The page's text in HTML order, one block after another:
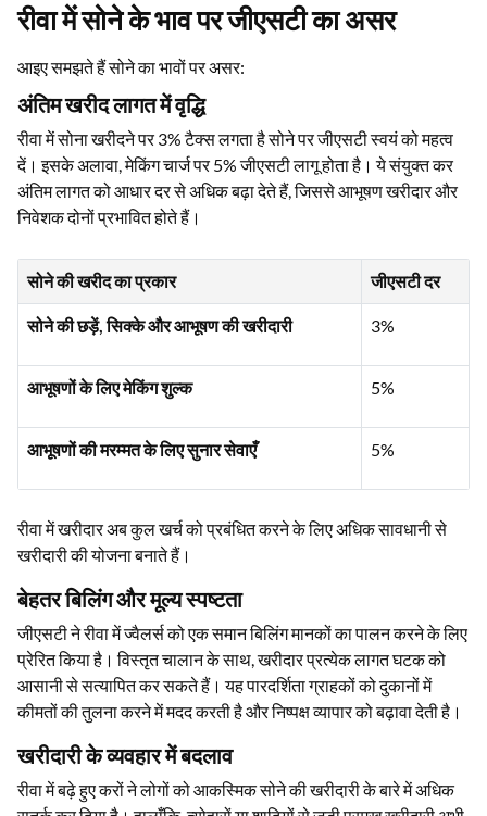
रीवा में सोने के भाव पर जीएसटी का असर
आइए समझते हैं सोने का भावों पर असर:
अंतिम खरीद लागत में वृद्धि
रीवा में सोना खरीदने पर 3% टैक्स लगता है सोने पर जीएसटी स्वयं को महत्व
दें। इसके अलावा, मेकिंग चार्ज पर 5% जीएसटी लागू होता है। ये संयुक्त कर
अंतिम लागत को आधार दर से अधिक बढ़ा देते हैं, जिससे आभूषण खरीदार और
निवेशक दोनों प्रभावित होते हैं।
सोने की खरीद का प्रकार जीएसटी दर
सोने की छड़ें, सिक्के और आभूषण की खरीदारी 3%
आभूषणों के लिए मेकिंग शुल्क 5%
आभूषणों की मरम्मत के लिए सुनार सेवाएँ 5%
रीवा में खरीदार अब कुल खर्च को प्रबंधित करने के लिए अधिक सावधानी से
खरीदारी की योजना बनाते हैं।
बेहतर बिलिंग और मूल्य स्पष्टता
जीएसटी ने रीवा में ज्वैलर्स को एक समान बिलिंग मानकों का पालन करने के लिए
प्रेरित किया है। विस्तृत चालान के साथ, खरीदार प्रत्येक लागत घटक को
आसानी से सत्यापित कर सकते हैं। यह पारदर्शिता ग्राहकों को दुकानों में
कीमतों की तुलना करने में मदद करती है और निष्पक्ष व्यापार को बढ़ावा देती है।
खरीदारी के व्यवहार में बदलाव
रीवा में बढ़े हुए करों ने लोगों को आकस्मिक सोने की खरीदारी के बारे में अधिक